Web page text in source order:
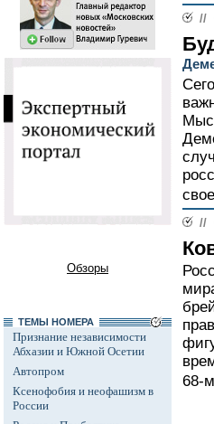
Обзоры
ТЕМЫ НОМЕРА
Признание независимости
Абхазии и Южной Осетии
Автопром
Ксенофобия и неофашизм в
России
//
//
68-